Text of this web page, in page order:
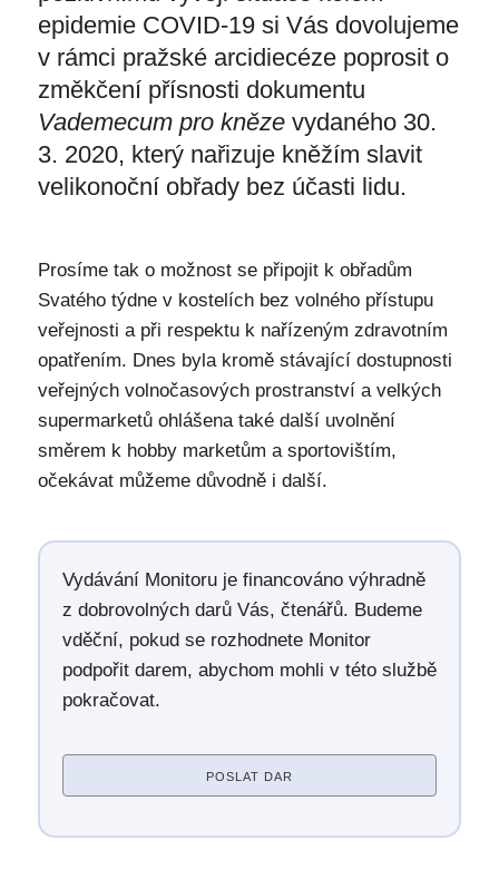
epidemie COVID-19 si Vás dovolujeme
v rámci pražské arcidiecéze poprosit o
změkčení přísnosti dokumentu
Vademecum pro knězevydaného 30.
3. 2020, který nařizuje kněžím slavit
velikonoční obřady bez účasti lidu.
Prosíme tak o možnost se připojit k obřadům
Svatého týdne v kostelích bez volného přístupu
veřejnosti a při respektu k nařízeným zdravotním
opatřením. Dnes byla kromě stávající dostupnosti
veřejných volnočasových prostranství a velkých
supermarketů ohlášena také další uvolnění
směrem k hobby marketům a sportovištím,
očekávat můžeme důvodně i další.
Vydávání Monitoru je financováno výhradně
z dobrovolných darů Vás, čtenářů. Budeme
vděční, pokud se rozhodnete Monitor
podpořit darem, abychom mohli v této službě
pokračovat.
POSLAT DAR